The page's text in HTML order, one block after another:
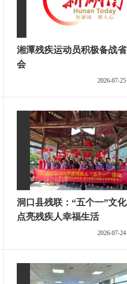
湘潭残疾运动员积极备战
会
2026-07-
洞口县残联：“五个一”文
点亮残疾人幸福生活
2026-07-